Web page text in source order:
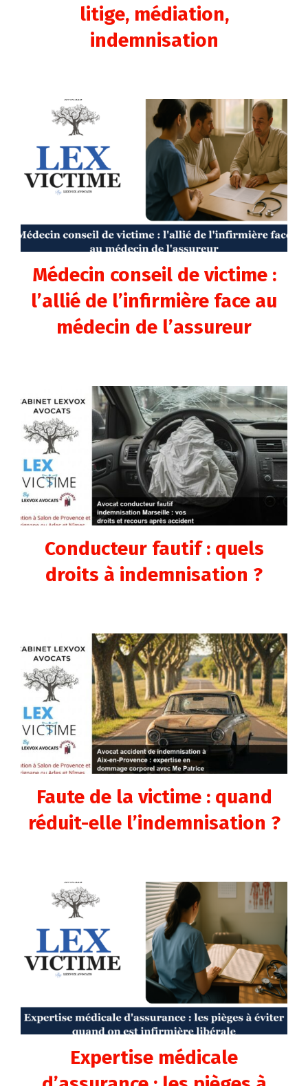
litige, médiation,
indemnisation
Médecin conseil de victime :
l’allié de l’infirmière face au
médecin de l’assureur
Conducteur fautif : quels
droits à indemnisation ?
Faute de la victime : quand
réduit-elle l’indemnisation ?
Expertise médicale